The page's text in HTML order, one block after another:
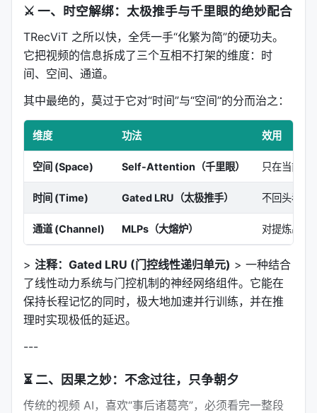
⚔️ 一、时空解绑：太极推手与千里眼的绝妙配合
TRecViT 之所以快，全凭一手“化繁为简”的硬功夫。
它把视频的信息拆成了三个互相不打架的维度：时
间、空间、通道。
其中最绝的，莫过于它对“时间”与“空间”的分而治之：
维度 功法 效用
空间 (Space) Self-Attention（千里眼） 只在当前这
时间 (Time) Gated LRU（太极推手） 不回头看所
通道 (Channel) MLPs（大熔炉） 对提炼出的
> 注释：Gated LRU (门控线性递归单元) > 一种结合
了线性动力系统与门控机制的神经网络组件。它能在
保持长程记忆的同时，极大地加速并行训练，并在推
理时实现极低的延迟。
---
⏳ 二、因果之妙：不念过往，只争朝夕
传统的视频 AI，喜欢“事后诸葛亮”，必须看完一整段